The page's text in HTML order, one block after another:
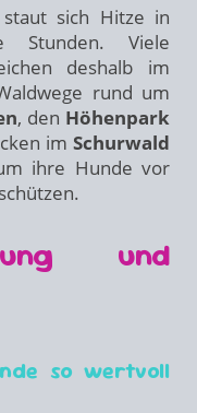
sich Hitze in
Stunden. Viele
deshalb im
rund um
, den Höhenpark
im Schurwald
ihre Hunde vor
und
so wertvoll